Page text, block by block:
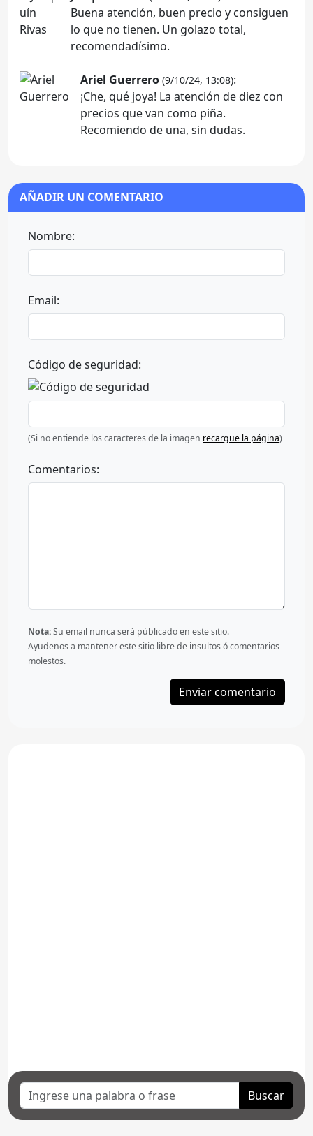
Buena atención, buen precio y consiguen
lo que no tienen. Un golazo total,
recomendadísimo.
Ariel Guerrero (9/10/24, 13:08):
¡Che, qué joya! La atención de diez con
precios que van como piña.
Recomiendo de una, sin dudas.
AÑADIR UN COMENTARIO
Nombre:
Email:
Código de seguridad:
(Si no entiende los caracteres de la imagen recargue la página)
Comentarios:
Nota:Su email nunca será públicado en este sitio.
Ayudenos a mantener este sitio libre de insultos ó comentarios
molestos.
Buscar